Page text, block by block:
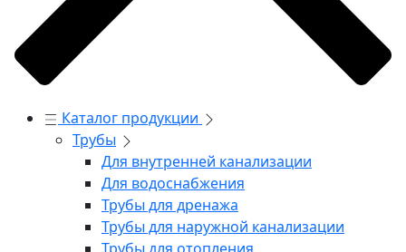
Каталог продукции
Трубы
Для внутренней канализации
Для водоснабжения
Трубы для дренажа
Трубы для наружной канализации